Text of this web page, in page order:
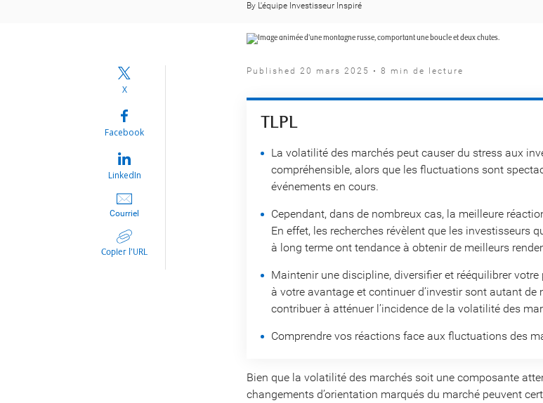
By L'équipe Investisseur Inspiré
X
Facebook
LinkedIn
Courriel
Copier l’URL
Published 20 mars 2025 • 8 min de lecture
TLPL
La volatilité des marchés peut causer du stress aux
compréhensible, alors que les fluctuations sont
événements en cours.
Cependant, dans de nombreux cas, la meilleure
En effet, les recherches révèlent que les investisseurs
à long terme ont tendance à obtenir de meilleurs
Maintenir une discipline, diversifier et rééquilibrer
à votre avantage et continuer d’investir sont autant de
contribuer à atténuer l’incidence de la volatilité des
Comprendre vos réactions face aux fluctuations des
Bien que la volatilité des marchés soit une composante
changements d’orientation marqués du marché peuvent